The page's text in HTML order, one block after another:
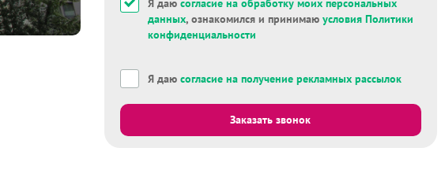
Я даю согласие на обработку моих персональных
данных, ознакомился и принимаю условия Политики
конфиденциальности
Я даю согласие на получение рекламных рассылок
Заказать звонок